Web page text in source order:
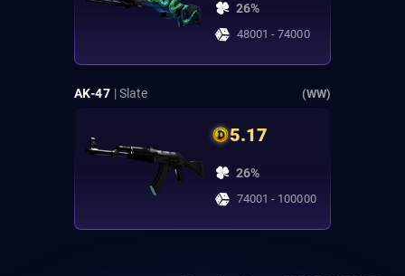
26%
48001 - 74000
AK-47 | Slate (WW)
5.17
26%
74001 - 100000